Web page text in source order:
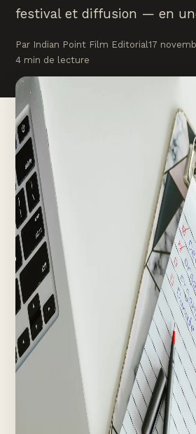
festival et diffusion — en
Par Indian Point Film Editorial17
4 min de lecture